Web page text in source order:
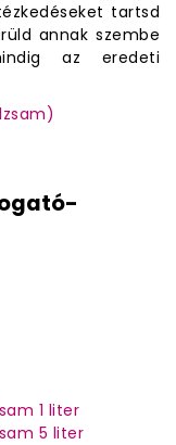
tartsd
annak szembe
az eredeti
1 liter
5 liter